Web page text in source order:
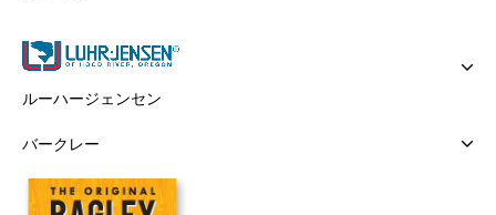
ルーハージェンセン
バークレー